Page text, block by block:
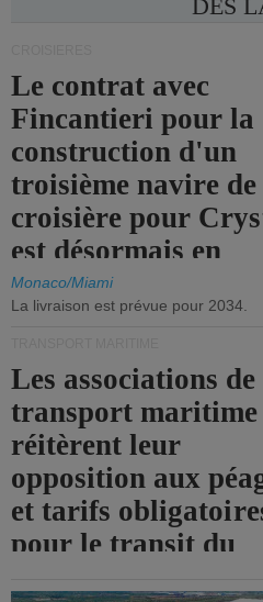
DÈS
Le contrat avec
Fincantieri pour la
construction d'un
troisième navire de
croisière pour
est désormais en
vigueur.
Monaco/Miami
La livraison est prévue pour 2034.
Les associations de
transport maritime
réitèrent leur
opposition aux
et tarifs
pour le transit du